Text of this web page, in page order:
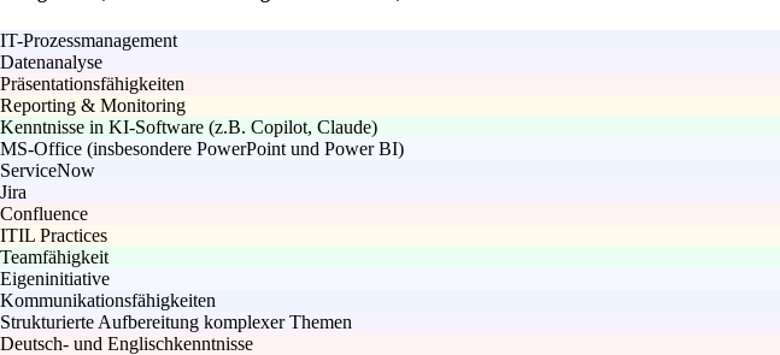
IT-Prozessmanagement
Datenanalyse
Präsentationsfähigkeiten
Reporting & Monitoring
Kenntnisse in KI-Software (z.B. Copilot, Claude)
MS-Office (insbesondere PowerPoint und Power BI)
ServiceNow
Jira
Confluence
ITIL Practices
Teamfähigkeit
Eigeninitiative
Kommunikationsfähigkeiten
Strukturierte Aufbereitung komplexer Themen
Deutsch- und Englischkenntnisse